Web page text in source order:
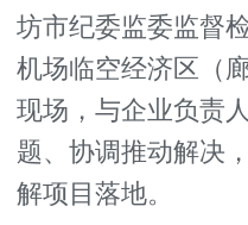
坊市纪委监委监督
机场临空经济区（
现场，与企业负责
题、协调推动解决
解项目落地。